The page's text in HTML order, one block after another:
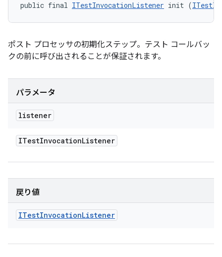
public final ITestInvocationListener init (
ポスト プロセッサの初期化ステップ。テスト コールバッ
クの前に呼び出されることが保証されます。
パラメータ
listener
ITestInvocationListener
戻り値
ITestInvocationListener